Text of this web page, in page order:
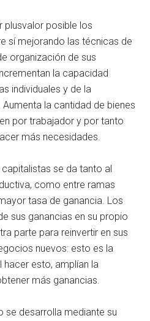
plusvalor posible los
sí mejorando las técnicas de
organización de sus
la capacidad
individuales y de la
la cantidad de bienes
por trabajador y por tanto
más necesidades.
se da tanto al
como entre ramas
tasa de ganancia. Los
sus ganancias en su propio
parte para reinvertir en sus
nuevos: esto es la
hacer esto, amplían la
más ganancias.
se desarrolla mediante su